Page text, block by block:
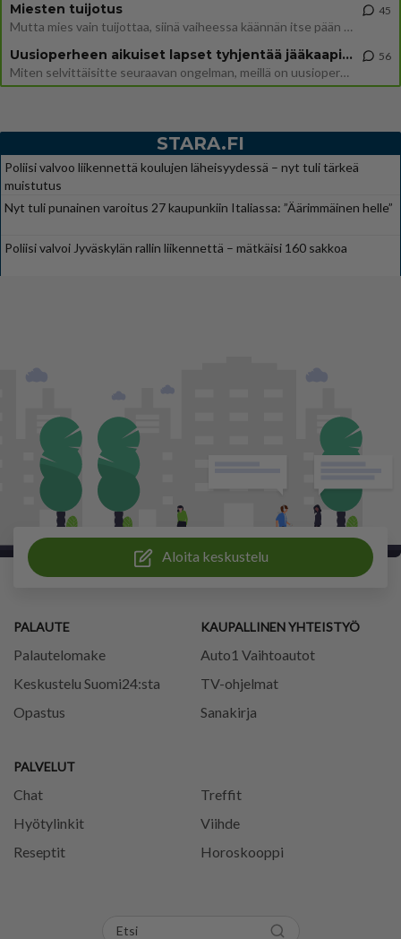
Miesten tuijotus
Mutta mies vain tuijottaa, siinä vaiheessa käännän itse pään pois. Mikä juttu? Yleensä jos joku tuijottaa tai katsoo, hä
45
Uusioperheen aikuiset lapset tyhjentää jääkaapin käydessään
Miten selvittäisitte seuraavan ongelman, meillä on uusioperhe, minulla teini-ikäiset lapset ja puolisolla aikuiset, jotk
56
STARA.FI
Poliisi valvoo liikennettä koulujen läheisyydessä – nyt tuli tärkeä
muistutus
Nyt tuli punainen varoitus 27 kaupunkiin Italiassa: ”Äärimmäinen helle”
Poliisi valvoi Jyväskylän rallin liikennettä – mätkäisi 160 sakkoa
Aloita keskustelu
PALAUTE
Palautelomake
Keskustelu Suomi24:sta
Opastus
PALVELUT
Chat
Treffit
Hyötylinkit
Viihde
Reseptit
Horoskooppi
KAUPALLINEN YHTEISTYÖ
Auto1 Vaihtoautot
TV-ohjelmat
Sanakirja